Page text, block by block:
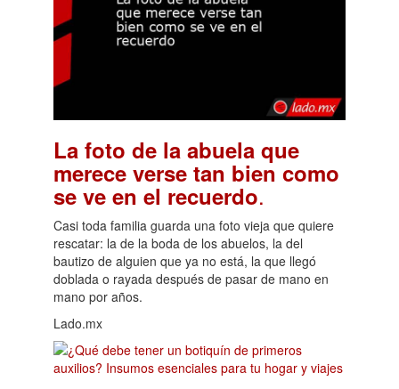
La foto de la abuela que
merece verse tan bien como
se ve en el recuerdo.
Casi toda familia guarda una foto vieja que quiere
rescatar: la de la boda de los abuelos, la del
bautizo de alguien que ya no está, la que llegó
doblada o rayada después de pasar de mano en
mano por años.
Lado.mx